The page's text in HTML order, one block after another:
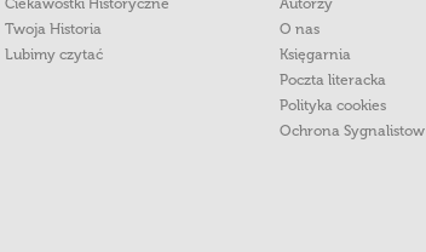
Ciekawostki Historyczne
Twoja Historia
Lubimy czytać
Autorzy
O nas
Księgarnia
Poczta literacka
Polityka cookies
Ochrona Sygnalistow